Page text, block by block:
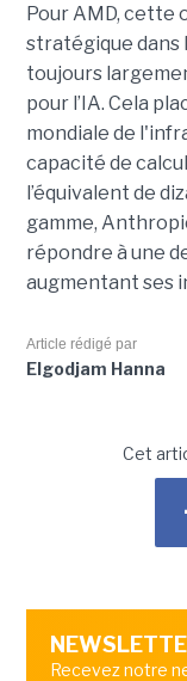
Pour AMD, cette
stratégique dans
toujours
pour l’IA. Cela
mondiale de
capacité de
l’équivalent de
gamme,
répondre à une
augmentant ses
Article rédigé par
Elgodjam Hanna
Cet
Recevez notre